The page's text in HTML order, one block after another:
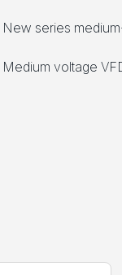
New series
Medium voltage